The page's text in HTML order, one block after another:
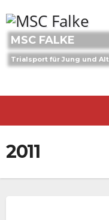
to
content
MSC FALKE
Trialsport für Jung und Alt
2011